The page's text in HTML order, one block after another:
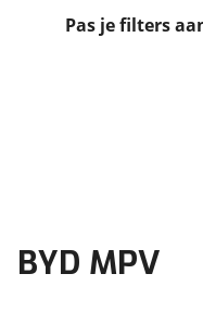
Pas je filters
BYD MPV